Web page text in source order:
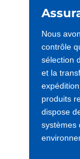
Nous
contrôle
sélection
et la
produits
dispose
systèmes